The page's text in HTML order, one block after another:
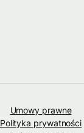
Umowy prawne
Polityka prywatności